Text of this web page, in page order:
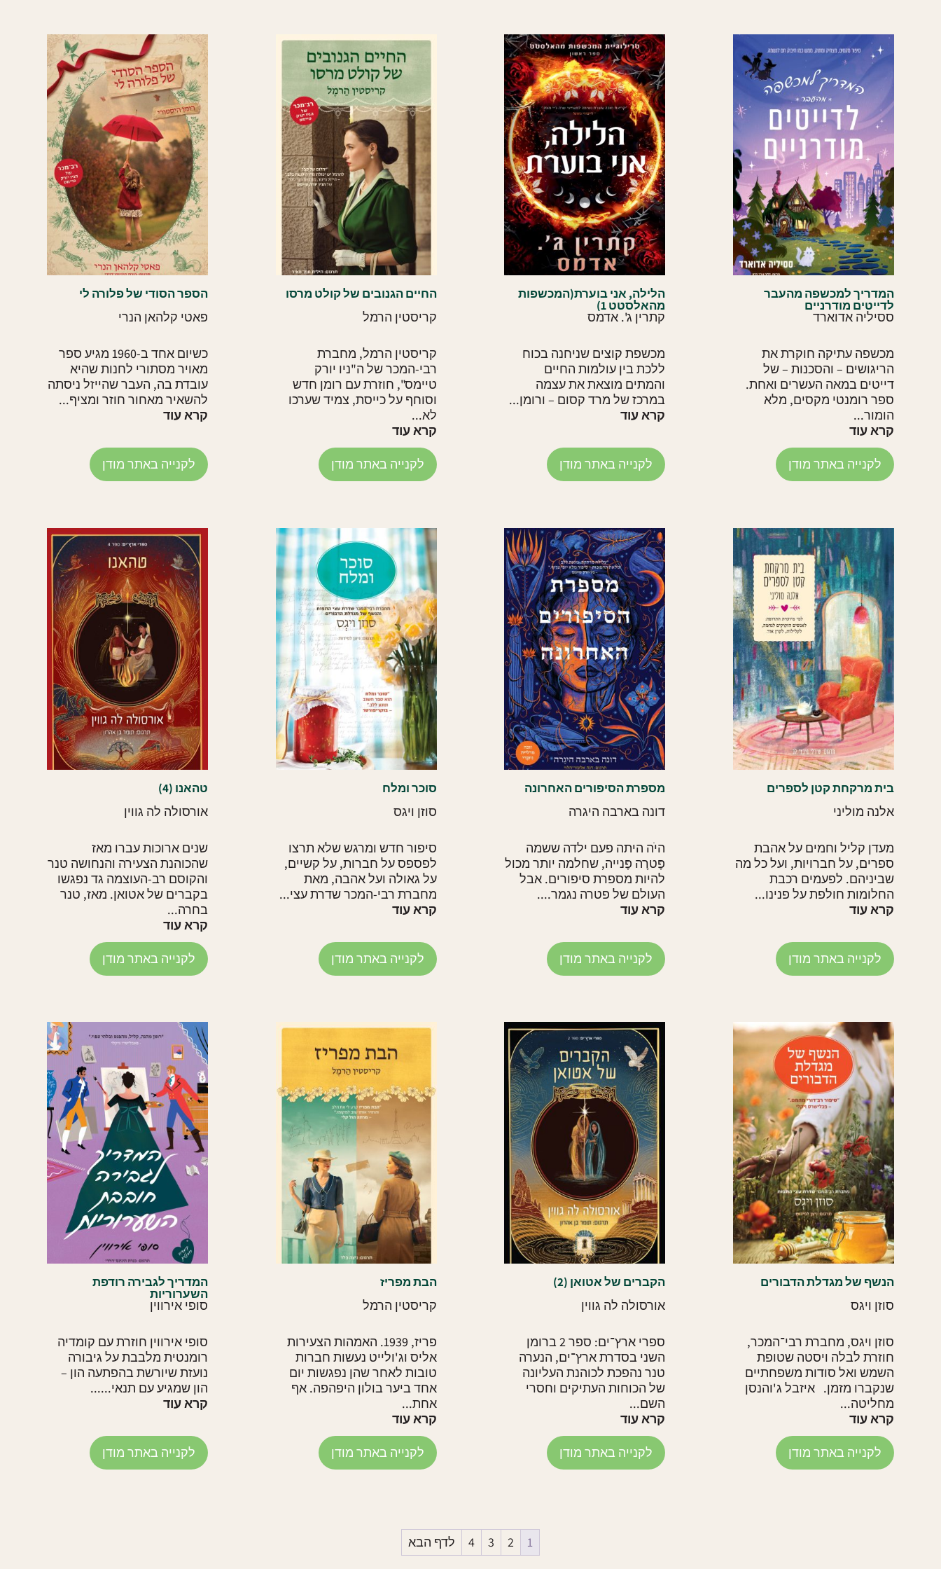
המדריך למכשפה מהעבר
לדייטים מודרניים
ססיליה אדוארד
מכשפה עתיקה חוקרת את
הריגושים – והסכנות – של
דייטים במאה העשרים ואחת.
ספר רומנטי מקסים, מלא
הומור...
קרא עוד
לקנייה באתר מודן
הלילה, אני בוערת(המכשפות
מהאלסטט 1)
קתרין ג'. אדמס
מכשפת קוצים שניחנה בכוח
ללכת בין עולמות החיים
והמתים מוצאת את עצמה
במרכז של מרד קסום – ורומן...
קרא עוד
לקנייה באתר מודן
החיים הגנובים של קולט מרסו
קריסטין הרמל
קריסטין הרמל, מחברת
רבי-המכר של ה"ניו יורק
טיימס", חוזרת עם רומן חדש
וסוחף על כייסת, צמיד שערכו
לא...
קרא עוד
לקנייה באתר מודן
הספר הסודי של פלורה לי
פאטי קלהאן הנרי
כשיום אחד ב-1960 מגיע ספר
מאויר מסתורי לחנות שהיא
עובדת בה, העבר שהייזל ניסתה
להשאיר מאחור חוזר ומציף...
קרא עוד
לקנייה באתר מודן
בית מרקחת קטן לספרים
אלנה מוליני
מעדן קליל וחמים על אהבת
ספרים, על חברויות, ועל כל מה
שביניהם. לפעמים רכבת
החלומות חולפת על פנינו...
קרא עוד
לקנייה באתר מודן
מספרת הסיפורים האחרונה
דונה בארבה היגרה
היֹה היתה פעם ילדה ששמה
פֶּטרָה פֶּנייה, שחלמה יותר מכול
להיות מספרת סיפורים. אבל
העולם של פטרה נגמר....
קרא עוד
לקנייה באתר מודן
סוכר ומלח
סוזן ויגס
סיפור חדש ומרגש שלא תרצו
לפספס על חברות, על קשיים,
על גאולה ועל אהבה, מאת
מחברת רבי-המכר שדרת עצי...
קרא עוד
לקנייה באתר מודן
טהאנו (4)
אורסולה לה גווין
שנים ארוכות עברו מאז
שהכוהנת הצעירה והנחושה טנר
והקוסם רב-העוצמה גד נפגשו
בקברים של אטואן. מאז, טנר
בחרה...
קרא עוד
לקנייה באתר מודן
הנשף של מגדלת הדבורים
סוזן ויגס
סוזן ויגס, מחברת רבי־המכר,
חוזרת לבלה ויסטה שטופת
השמש ואל סודות משפחתיים
שנקברו מזמן. איזבל ג'והנסן
מחליטה...
קרא עוד
לקנייה באתר מודן
הקברים של אטואן (2)
אורסולה לה גווין
ספרי ארץ־ים: ספר 2 ברומן
השני בסדרת ארץ־ים, הנערה
טנר נהפכת לכוהנת העליונה
של הכוחות העתיקים וחסרי
השם...
קרא עוד
לקנייה באתר מודן
הבת מפריז
קריסטין הרמל
פריז, 1939. האמהות הצעירות
אליס וג'ולייט נעשות חברות
טובות לאחר שהן נפגשות יום
אחד ביער בולון היפהפה. אף
אחת...
קרא עוד
לקנייה באתר מודן
המדריך לגבירה רודפת
השערוריות
סופי אירווין
סופי אירווין חוזרת עם קומדיה
רומנטית מלבבת על גיבורה
נועזת שיורשת בהפתעה הון –
הון שמגיע עם תנאי......
קרא עוד
לקנייה באתר מודן
1
2
3
4 לדף הבא